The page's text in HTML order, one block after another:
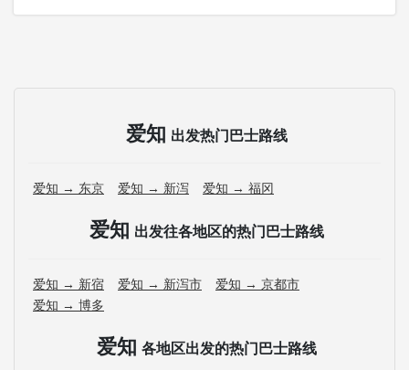
爱知 出发热门巴士路线
爱知 → 东京 爱知 → 新泻 爱知 → 福冈
爱知 出发往各地区的热门巴士路线
爱知 → 新宿 爱知 → 新泻市
爱知 → 京都市
爱知 → 博多
爱知 各地区出发的热门巴士路线